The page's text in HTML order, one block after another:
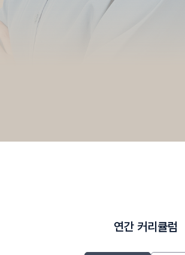
연간 커리큘럼